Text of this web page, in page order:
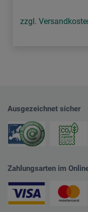
zzgl.
Ausgezeichnet sicher
Zahlungsarten im